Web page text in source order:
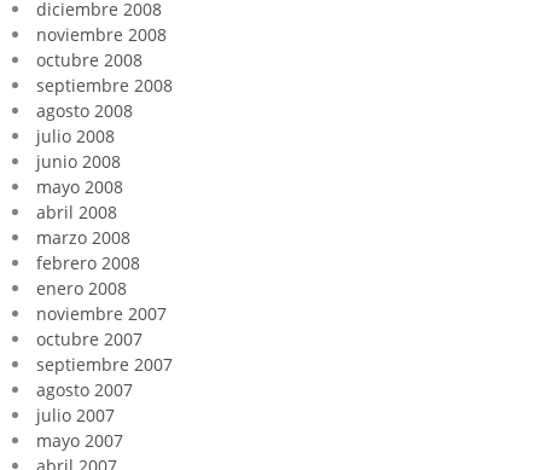
diciembre 2008
noviembre 2008
octubre 2008
septiembre 2008
agosto 2008
julio 2008
junio 2008
mayo 2008
abril 2008
marzo 2008
febrero 2008
enero 2008
noviembre 2007
octubre 2007
septiembre 2007
agosto 2007
julio 2007
mayo 2007